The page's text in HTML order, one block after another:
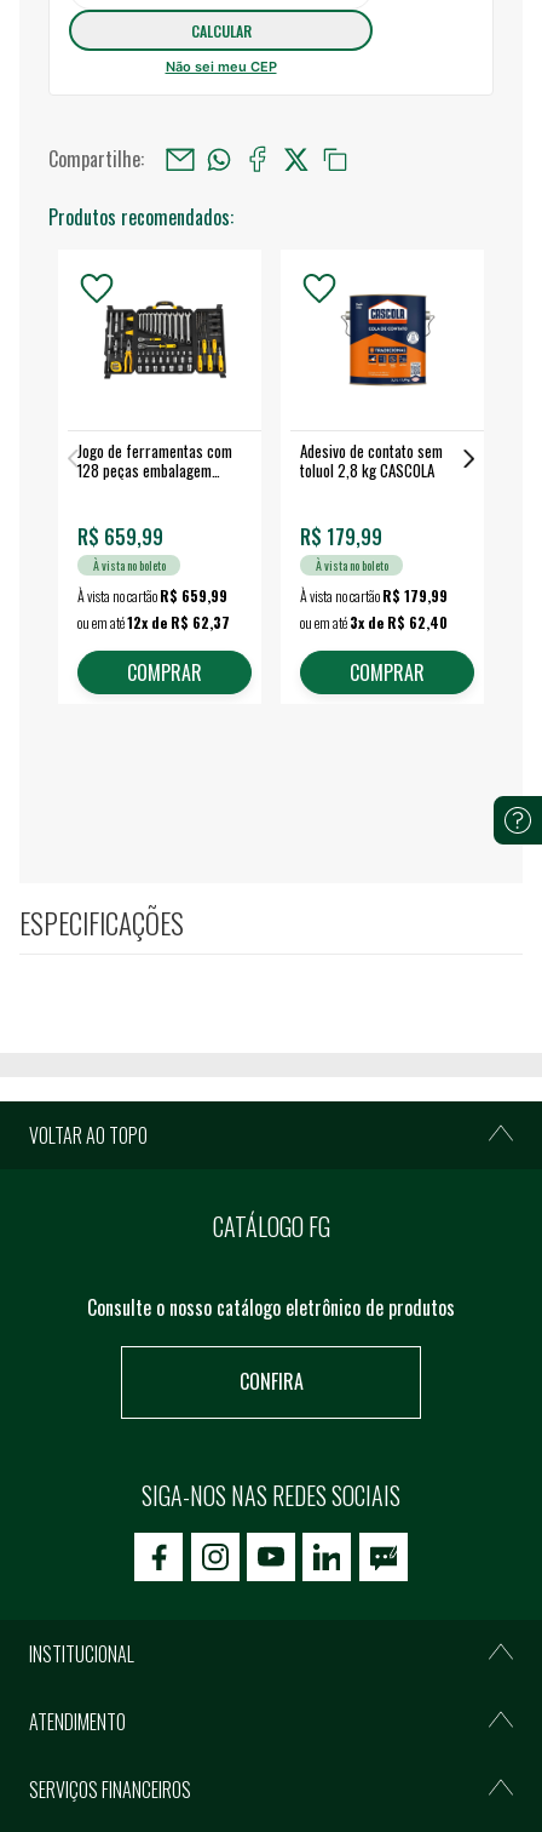
Não sei meu CEP
Compartilhe:
Produtos recomendados:
Jogo de ferramentas com
128 peças embalagem
R$ 659,99
À vista no boleto
À vista no cartãoR$ 659,99
ou em até12x de R$ 62,37
COMPRAR
Adesivo de contato sem
toluol 2,8 kg CASCOLA
R$ 179,99
À vista no boleto
À vista no cartãoR$ 179,99
ou em até3x de R$ 62,40
COMPRAR
ESPECIFICAÇÕES
VOLTAR AO TOPO
CATÁLOGO FG
Consulte o nosso catálogo eletrônico de produtos
CONFIRA
SIGA-NOS NAS REDES SOCIAIS
icon-facebookicon-social02icon-social03
INSTITUCIONAL
ATENDIMENTO
SERVIÇOS FINANCEIROS